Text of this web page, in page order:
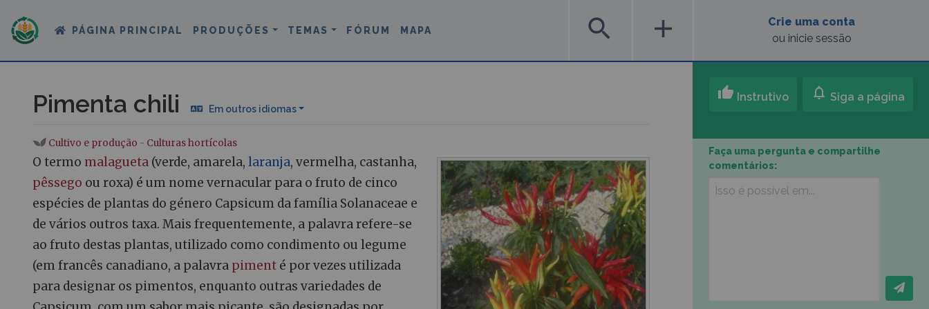
PÁGINA PRINCIPAL PRODUÇÕES TEMAS FÓRUM MAPA search add
Crie uma conta
ou inicie sessão
Pimenta chili Em outros idiomas
Ir para:navegação , procurar
Cultivo e produção - Culturas hortícolas
O termo malagueta (verde, amarela, laranja, vermelha, castanha,
pêssego ou roxa) é um nome vernacular para o fruto de cinco
espécies de plantas do género Capsicum da família Solanaceae e
de vários outros taxa. Mais frequentemente, a palavra refere-se
ao fruto destas plantas, utilizado como condimento ou legume
(em francês canadiano, a palavra piment é por vezes utilizada
para designar os pimentos, enquanto outras variedades de
thumb_up Instrutivo notifications Siga a página
Faça uma pergunta e compartilhe
comentários: